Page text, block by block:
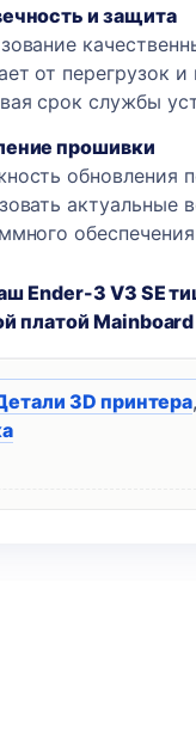
и защита
от перегрузок и
срок службы
прошивки
обновления
актуальные
Ender-3 V3 SE
платой
3D принтера,